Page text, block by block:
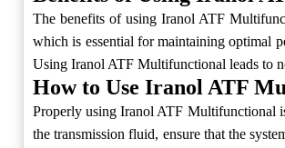
The benefits of using Iranol ATF
which is essential for maintaining optimal
Using Iranol ATF Multifunctional leads to
How to Use Iranol ATF
Properly using Iranol ATF Multifunctional
the transmission fluid, ensure that the